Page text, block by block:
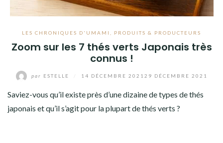
LES CHRONIQUES D'UMAMI PRODUITS & PRODUCTEURS
Zoom sur les 7 thés verts Japonais très
connus !
par ESTELLE 14 DÉCEMBRE 2021 29 DÉCEMBRE 2021
Saviez-vous qu’il existe près d’une dizaine de types de thés
japonais et qu’il s’agit pour la plupart de thés verts ?